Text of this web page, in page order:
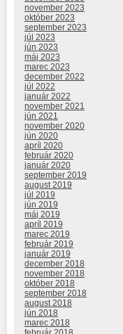
november 2023
október 2023
september 2023
júl 2023
jún 2023
máj 2023
marec 2023
december 2022
júl 2022
január 2022
november 2021
jún 2021
november 2020
jún 2020
apríl 2020
február 2020
január 2020
september 2019
august 2019
júl 2019
jún 2019
máj 2019
apríl 2019
marec 2019
február 2019
január 2019
december 2018
november 2018
október 2018
september 2018
august 2018
jún 2018
marec 2018